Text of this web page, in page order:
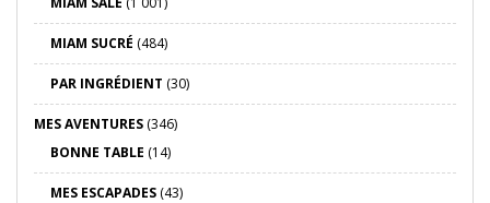
MIAM SUCRÉ (484)
PAR INGRÉDIENT (30)
MES AVENTURES (346)
BONNE TABLE (14)
MES ESCAPADES (43)